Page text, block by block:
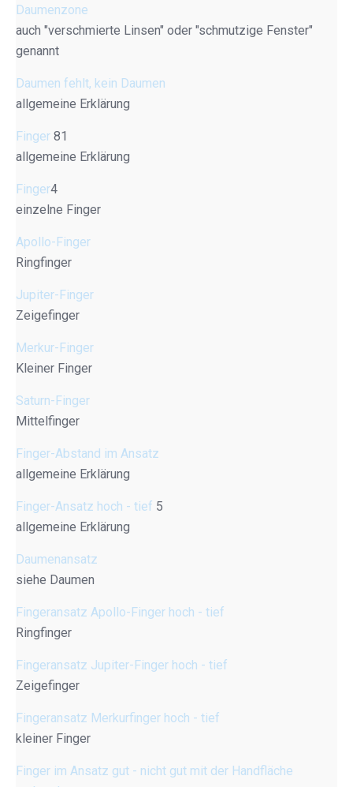
Daumenzone
auch "verschmierte Linsen" oder "schmutzige Fenster"
genannt
Daumen fehlt, kein Daumen
allgemeine Erklärung
Finger 81
allgemeine Erklärung
Finger4
einzelne Finger
Apollo-Finger
Ringfinger
Jupiter-Finger
Zeigefinger
Merkur-Finger
Kleiner Finger
Saturn-Finger
Mittelfinger
Finger-Abstand im Ansatz
allgemeine Erklärung
Finger-Ansatz hoch - tief 5
allgemeine Erklärung
Daumenansatz
siehe Daumen
Fingeransatz Apollo-Finger hoch - tief
Ringfinger
Fingeransatz Jupiter-Finger hoch - tief
Zeigefinger
Fingeransatz Merkurfinger hoch - tief
kleiner Finger
Finger im Ansatz gut - nicht gut mit der Handfläche